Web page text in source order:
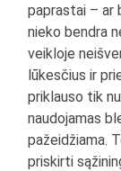
paprastai – ar
nieko bendra
veikloje
lūkesčius ir
priklauso tik
naudojamas
pažeidžiama.
priskirti